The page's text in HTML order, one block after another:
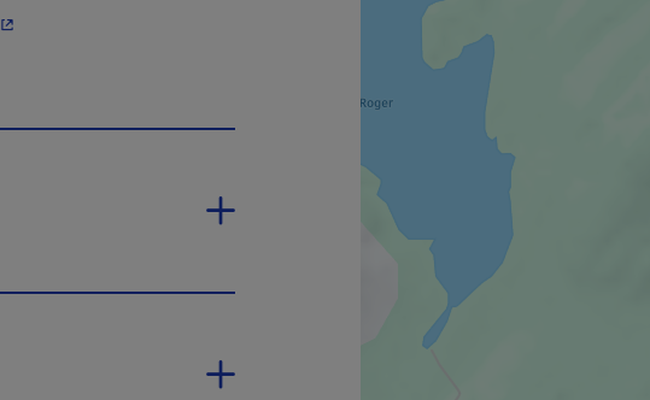
- Cet hyperlien s'ouvrira dans une nouvelle fenêtre.